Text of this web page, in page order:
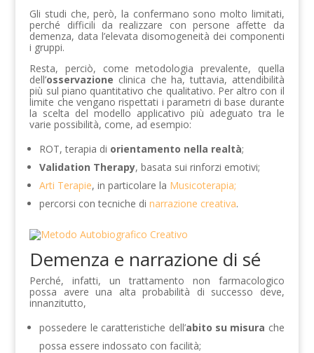
Gli studi che, però, la confermano sono molto limitati,
perché difficili da realizzare con persone affette da
demenza, data l’elevata disomogeneità dei componenti
i gruppi.
Resta, perciò, come metodologia prevalente, quella
dell’osservazione clinica che ha, tuttavia, attendibilità
più sul piano quantitativo che qualitativo. Per altro con il
limite che vengano rispettati i parametri di base durante
la scelta del modello applicativo più adeguato tra le
varie possibilità, come, ad esempio:
ROT, terapia di orientamento nella realtà;
Validation Therapy, basata sui rinforzi emotivi;
Arti Terapie, in particolare la Musicoterapia;
percorsi con tecniche dinarrazione creativa.
Demenza e narrazione di sé
Perché, infatti, un trattamento non farmacologico
possa avere una alta probabilità di successo deve,
innanzitutto,
possedere le caratteristiche dell’abito su misura che
possa essere indossato con facilità;